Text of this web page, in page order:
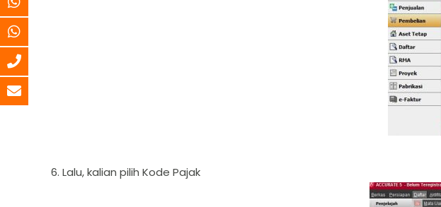
6. Lalu, kalian pilih Kode Pajak